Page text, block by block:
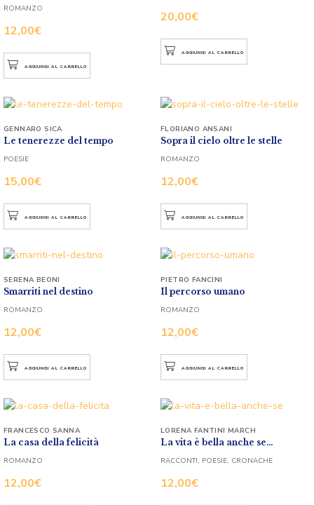
12,00€
ROMANZO
AGGIUNGI AL CARRELLO
20,00€
AGGIUNGI AL CARRELLO
Le tenerezze del tempo
15,00€
GENNARO SICA
POESIE
AGGIUNGI AL CARRELLO
Sopra il cielo oltre le stelle
12,00€
FLORIANO ANSANI
ROMANZO
AGGIUNGI AL CARRELLO
Smarriti nel destino
12,00€
SERENA BEONI
ROMANZO
AGGIUNGI AL CARRELLO
Il percorso umano
12,00€
PIETRO FANCINI
ROMANZO
AGGIUNGI AL CARRELLO
La casa della felicità
12,00€
FRANCESCO SANNA
ROMANZO
La vita è bella anche se…
12,00€
LORENA FANTINI MARCH
RACCONTI, POESIE, CRONACHE